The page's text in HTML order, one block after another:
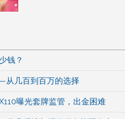
钱？
从几百到百万的选择
曝光套牌监管，出金困难